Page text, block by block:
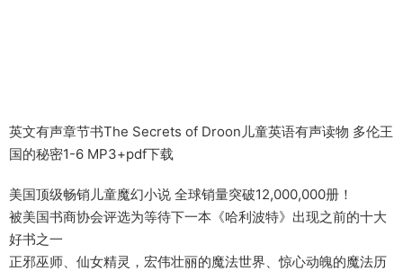
英文有声章节书The Secrets of Droon儿童英语有声读物 多伦王
国的秘密1-6 MP3+pdf下载
美国顶级畅销儿童魔幻小说 全球销量突破12,000,000册！
被美国书商协会评选为等待下一本《哈利波特》出现之前的十大
好书之一
正邪巫师、仙女精灵，宏伟壮丽的魔法世界、惊心动魄的魔法历